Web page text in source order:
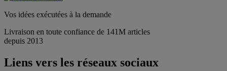
Vos idées exécutées à la demande
Livraison en toute confiance de 141M articles
depuis 2013
Liens vers les réseaux sociaux